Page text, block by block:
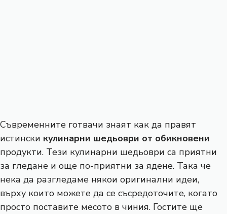
Съвременните готвачи знаят как да правят
истински кулинарни шедьоври от обикновени
продукти. Тези кулинарни шедьоври са приятни
за гледане и още по-приятни за ядене. Така че
нека да разгледаме някои оригинални идеи,
върху които можете да се съсредоточите, когато
просто поставите месото в чиния. Гостите ще